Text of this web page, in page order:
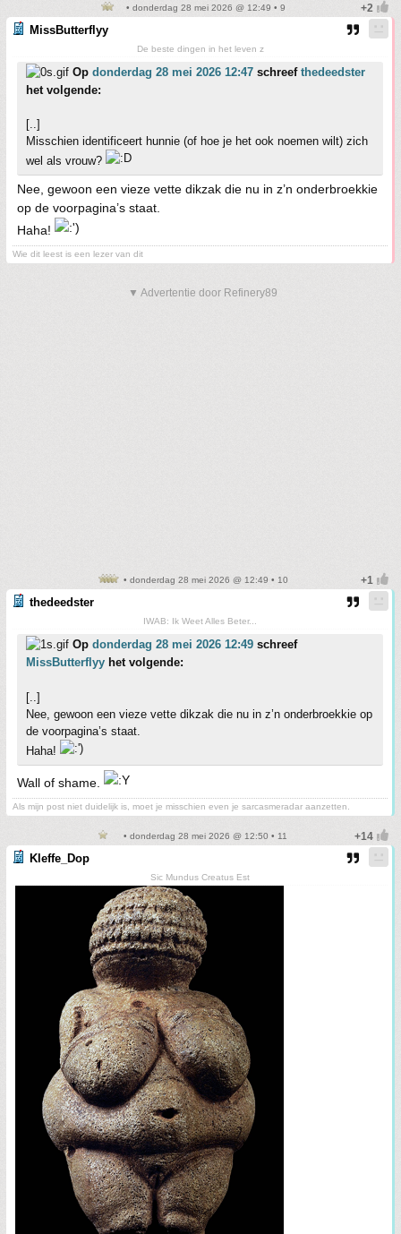
• donderdag 28 mei 2026 @ 12:49 • 9
MissButterflyy
De beste dingen in het leven z
Op donderdag 28 mei 2026 12:47 schreef thedeedster
het volgende:
[..]
Misschien identificeert hunnie (of hoe je het ook noemen wilt) zich
wel als vrouw?
Nee, gewoon een vieze vette dikzak die nu in z’n onderbroekkie
op de voorpagina’s staat.
Haha!
Wie dit leest is een lezer van dit
▼ Advertentie door Refinery89
• donderdag 28 mei 2026 @ 12:49 • 10
thedeedster
IWAB: Ik Weet Alles Beter...
Op donderdag 28 mei 2026 12:49 schreef
MissButterflyy het volgende:
[..]
Nee, gewoon een vieze vette dikzak die nu in z’n onderbroekkie op
de voorpagina’s staat.
Haha!
Wall of shame.
Als mijn post niet duidelijk is, moet je misschien even je sarcasmeradar aanzetten.
• donderdag 28 mei 2026 @ 12:50 • 11
Kleffe_Dop
Sic Mundus Creatus Est